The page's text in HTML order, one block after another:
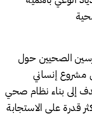
الصحيين حول
مشروع إنساني
إلى بناء نظام صحي
قدرة على الاستجابة